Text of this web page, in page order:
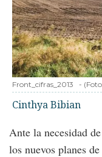
Front_cifras_2013 -
Cinthya Bibian
Ante la necesidad
los nuevos planes